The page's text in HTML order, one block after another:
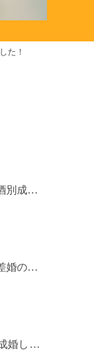
た！
ついに出た～！飲酒別成婚率(IBJ)！
データで見る歳の差婚の確率の低さ。
年収1000万円でも成婚しやすいとは限らない? 「年収帯別の成婚率」のリアル